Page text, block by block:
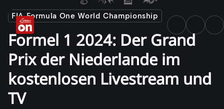
FIA Formula One World Championship
Formel 1 2024: Der Grand
Prix der Niederlande im
kostenlosen Livestream und
TV